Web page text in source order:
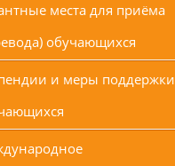
места для приёма
обучающихся
и меры поддержки